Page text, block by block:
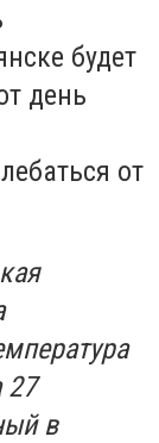
будет
день
от
27
в